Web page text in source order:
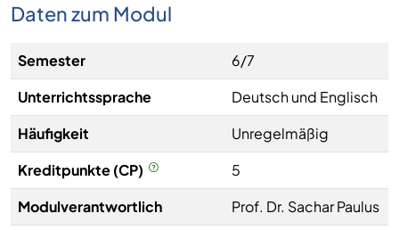
Daten zum Modul
Semester
6/7
Unterrichtssprache
Deutsch und Englisch
Häufigkeit
Unregelmäßig
Kreditpunkte (CP)
5
Modulverantwortlich
Prof. Dr. Sachar Paulus